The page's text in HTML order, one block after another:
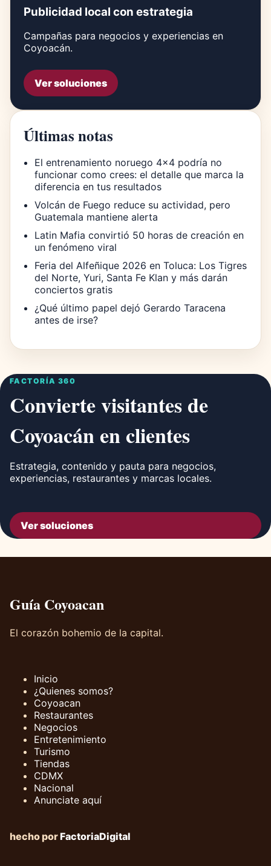
Publicidad local con estrategia
Campañas para negocios y experiencias en
Coyoacán.
Ver soluciones
Últimas notas
El entrenamiento noruego 4×4 podría no
funcionar como crees: el detalle que marca la
diferencia en tus resultados
Volcán de Fuego reduce su actividad, pero
Guatemala mantiene alerta
Latin Mafia convirtió 50 horas de creación en
un fenómeno viral
Feria del Alfeñique 2026 en Toluca: Los Tigres
del Norte, Yuri, Santa Fe Klan y más darán
conciertos gratis
¿Qué último papel dejó Gerardo Taracena
antes de irse?
FACTORÍA 360
Convierte visitantes de
Coyoacán en clientes
Estrategia, contenido y pauta para negocios,
experiencias, restaurantes y marcas locales.
Ver soluciones
Guía Coyoacan
El corazón bohemio de la capital.
Inicio
¿Quienes somos?
Coyoacan
Restaurantes
Negocios
Entretenimiento
Turismo
Tiendas
CDMX
Nacional
Anunciate aquí
hecho porFactoriaDigital